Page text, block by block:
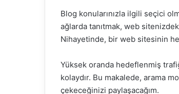
Blog konularınızla ilgili seçici
ağlarda tanıtmak, web
Nihayetinde, bir web sitesinin
Yüksek oranda hedeflenmiş
kolaydır. Bu makalede, arama
çekeceğinizi paylaşacağım.